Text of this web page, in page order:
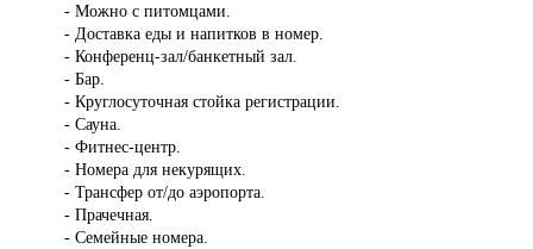
- Можно с питомцами.
- Доставка еды и напитков в номер.
- Конференц-зал/банкетный зал.
- Бар.
- Круглосуточная стойка регистрации.
- Сауна.
- Фитнес-центр.
- Номера для некурящих.
- Трансфер от/до аэропорта.
- Прачечная.
- Семейные номера.